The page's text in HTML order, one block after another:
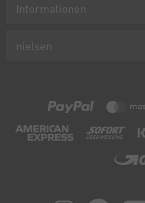
Informationen
nielsen